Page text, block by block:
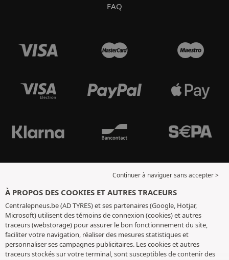
FAQ
Continuer à naviguer sans accepter >
À PROPOS DES COOKIES ET AUTRES TRACEURS
Centralepneus.be (AD TYRES) et ses partenaires (Google, Hotjar,
Microsoft) utilisent des témoins de connexion (cookies) et autres
traceurs (webstorage) pour assurer le bon fonctionnement du site,
faciliter votre navigation, réaliser des mesures statistiques et
personnaliser ses campagnes publicitaires. Les cookies et autres
traceurs stockés sur votre terminal, sont susceptibles de contenir des